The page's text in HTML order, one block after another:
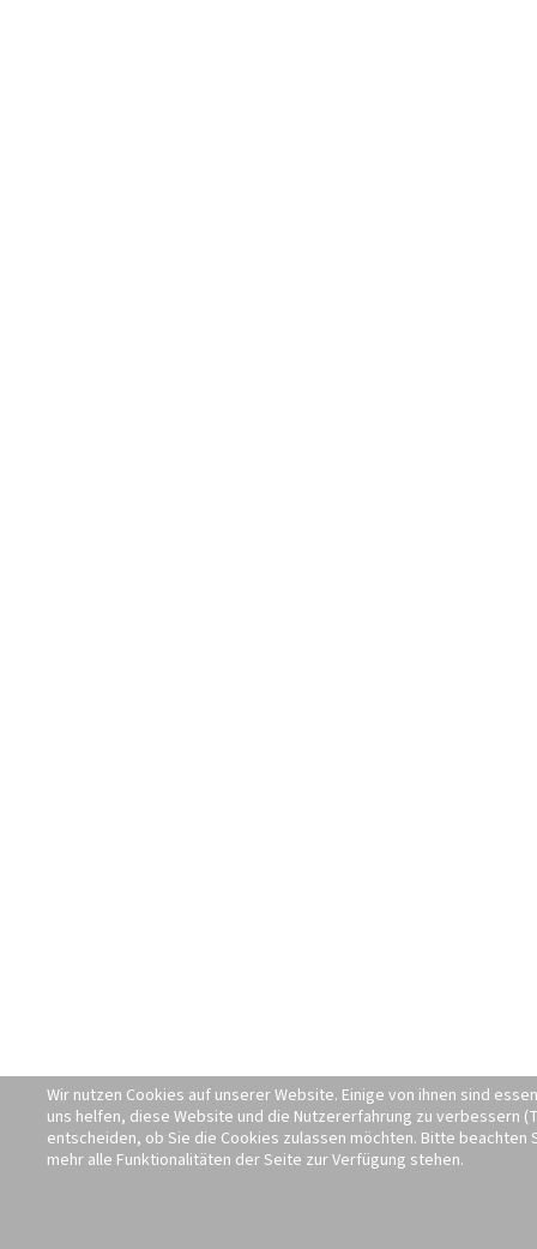
Wir nutzen Cookies auf unserer Website. Einige von ihnen sind
uns helfen, diese Website und die Nutzererfahrung zu verbessern
entscheiden, ob Sie die Cookies zulassen möchten. Bitte beachten
mehr alle Funktionalitäten der Seite zur Verfügung stehen.